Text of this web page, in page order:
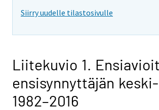
Siirry uudelle tilastosivulle
Liitekuvio 1.
ensisynnyttäjän
1982–2016